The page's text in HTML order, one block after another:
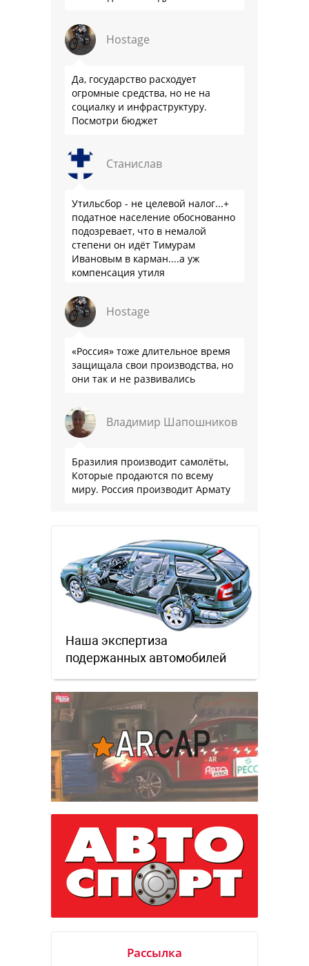
Hostage
Да, государство расходует
огромные средства, но не на
социалку и инфраструктуру.
Посмотри бюджет
Станислав
Утильсбор - не целевой налог...+
податное население обоснованно
подозревает, что в немалой
степени он идёт Тимурам
Ивановым в карман....а уж
компенсация утиля
что прям эталон коррупции
Hostage
«Россия» тоже длительное время
защищала свои производства, но
они так и не развивались
Владимир Шапошников
Бразилия производит самолёты,
Которые продаются по всему
миру. Россия производит Армату
Наша экспертиза
подержанных автомобилей
Рассылка